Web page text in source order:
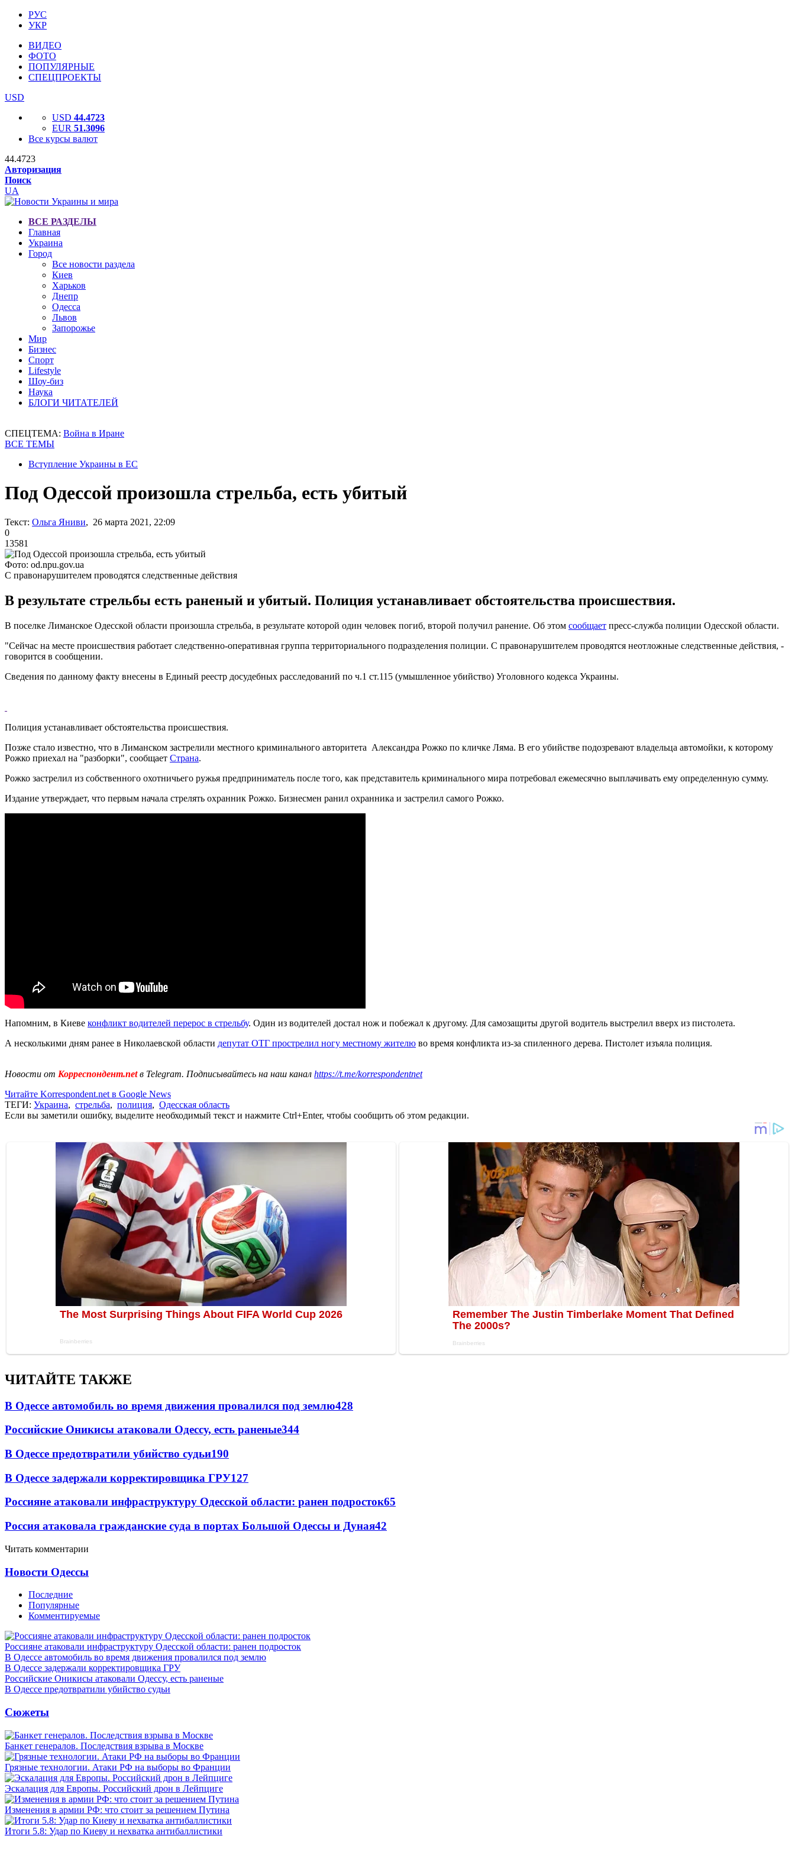
РУС
УКР
ВИДЕО
ФОТО
ПОПУЛЯРНЫЕ
СПЕЦПРОЕКТЫ
USD
USD 44.4723
EUR 51.3096
Все курсы валют
44.4723
Авторизация
Поиск
UA
ВСЕ РАЗДЕЛЫ
Главная
Украина
Город
Все новости раздела
Киев
Харьков
Днепр
Одесса
Львов
Запорожье
Мир
Бизнес
Спорт
Lifestyle
Шоу-биз
Наука
БЛОГИ ЧИТАТЕЛЕЙ
СПЕЦТЕМА: Война в Иране
ВСЕ ТЕМЫ
Вступление Украины в ЕС
Под Одессой произошла стрельба, есть убитый
Текст: Ольга Яниви, 26 марта 2021, 22:09
0
13581
Фото: od.npu.gov.ua
С правонарушителем проводятся следственные действия
В результате стрельбы есть раненый и убитый. Полиция устанавливает обстоятельства происшествия.
В поселке Лиманское Одесской области произошла стрельба, в результате которой один человек погиб, второй получил ранение. Об этом сообщает пресс-служба полиции Одесской области.
"Сейчас на месте происшествия работает следственно-оперативная группа территориального подразделения полиции. С правонарушителем проводятся неотложные следственные действия, -
говорится в сообщении.
Сведения по данному факту внесены в Единый реестр досудебных расследований по ч.1 ст.115 (умышленное убийство) Уголовного кодекса Украины.
Полиция устанавливает обстоятельства происшествия.
Позже стало известно, что в Лиманском застрелили местного криминального авторитета Александра Рожко по кличке Ляма. В его убийстве подозревают владельца автомойки, к которому
Рожко приехал на "разборки", сообщает Страна.
Рожко застрелил из собственного охотничьего ружья предприниматель после того, как представитель криминального мира потребовал ежемесячно выплачивать ему определенную сумму.
Издание утверждает, что первым начала стрелять охранник Рожко. Бизнесмен ранил охранника и застрелил самого Рожко.
Напомним, в Киеве конфликт водителей перерос в стрельбу. Один из водителей достал нож и побежал к другому. Для самозащиты другой водитель выстрелил вверх из пистолета.
А несколькими дням ранее в Николаевской области депутат ОТГ прострелил ногу местному жителю во время конфликта из-за спиленного дерева. Пистолет изъяла полиция.
Новости от Корреспондент.netв Telegram. Подписывайтесь на наш канал https://t.me/korrespondentnet
Читайте Korrespondent.net в Google News
ТЕГИ: Украина, стрельба, полиция, Одесская область
Если вы заметили ошибку, выделите необходимый текст и нажмите Ctrl+Enter, чтобы сообщить об этом редакции.
ЧИТАЙТЕ ТАКЖЕ
В Одессе автомобиль во время движения провалился под землю428
Российские Оникисы атаковали Одессу, есть раненые344
В Одессе предотвратили убийство судьи190
В Одессе задержали корректировщика ГРУ127
Россияне атаковали инфраструктуру Одесской области: ранен подросток65
Россия атаковала гражданские суда в портах Большой Одессы и Дуная42
Читать комментарии
Новости Одессы
Последние
Популярные
Комментируемые
Россияне атаковали инфраструктуру Одесской области: ранен подросток
В Одессе автомобиль во время движения провалился под землю
В Одессе задержали корректировщика ГРУ
Российские Оникисы атаковали Одессу, есть раненые
В Одессе предотвратили убийство судьи
Сюжеты
Банкет генералов. Последствия взрыва в Москве
Грязные технологии. Атаки РФ на выборы во Франции
Эскалация для Европы. Российский дрон в Лейпциге
Изменения в армии РФ: что стоит за решением Путина
Итоги 5.8: Удар по Киеву и нехватка антибаллистики